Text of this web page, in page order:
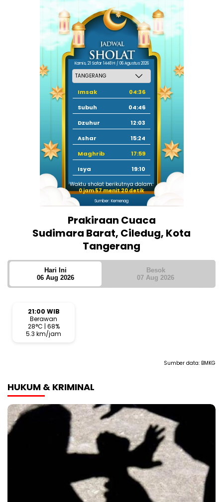
Kamis, 21 Safar 1448 H / 06 Agustus 2026
Imsak
04:36
Subuh
04:46
Dzuhur
12:03
Ashar
15:24
Maghrib
17:59
Isya
19:10
Waktu sholat berikutnya dalam:
0 jam 57 menit 20 detik
Sumber: Kemenag
Prakiraan Cuaca
Sudimara Barat, Ciledug, Kota
Tangerang
Hari Ini
06 Aug 2026
Besok
07 Aug 2026
21:00 WIB
Berawan
28°C | 68%
5.3 km/jam
Sumber data: BMKG
HUKUM & KRIMINAL